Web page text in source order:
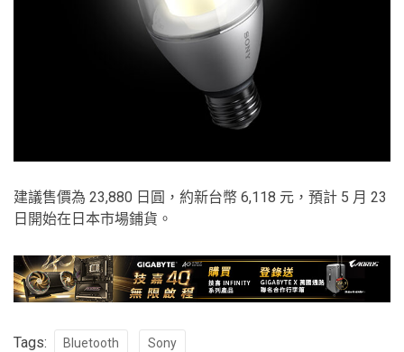
建議售價為 23,880 日圓，約新台幣 6,118 元，預計 5 月 23
日開始在日本市場鋪貨。
Tags: Bluetooth Sony